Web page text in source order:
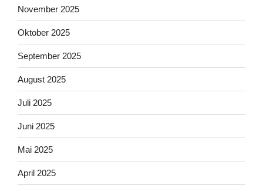
November 2025
Oktober 2025
September 2025
August 2025
Juli 2025
Juni 2025
Mai 2025
April 2025